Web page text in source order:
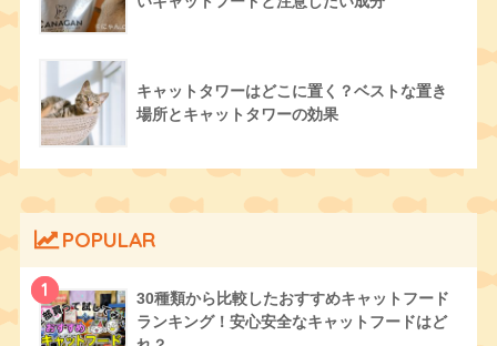
キャットタワーはどこに置く？ベストな置き
場所とキャットタワーの効果
POPULAR
1
30種類から比較したおすすめキャットフード
ランキング！安心安全なキャットフードはど